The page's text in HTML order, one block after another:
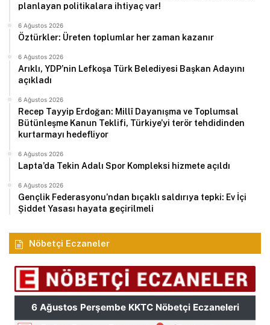
planlayan politikalara ihtiyaç var!
6 Ağustos 2026
Öztürkler: Üreten toplumlar her zaman kazanır
6 Ağustos 2026
Arıklı, YDP’nin Lefkoşa Türk Belediyesi Başkan Adayını
açıkladı
6 Ağustos 2026
Recep Tayyip Erdoğan: Millî Dayanışma ve Toplumsal
Bütünleşme Kanun Teklifi, Türkiye’yi terör tehdidinden
kurtarmayı hedefliyor
6 Ağustos 2026
Lapta’da Tekin Adalı Spor Kompleksi hizmete açıldı
6 Ağustos 2026
Gençlik Federasyonu’ndan bıçaklı saldırıya tepki: Ev İçi
Şiddet Yasası hayata geçirilmeli
Nöbetçi Eczaneler